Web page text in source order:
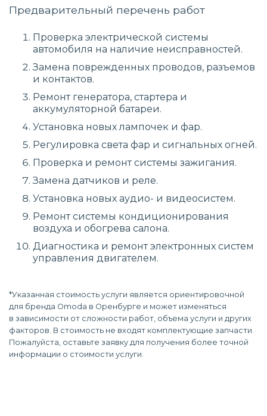
Предварительный перечень работ
Проверка электрической системы
автомобиля на наличие неисправностей.
Замена поврежденных проводов, разъемов
и контактов.
Ремонт генератора, стартера и
аккумуляторной батареи.
Установка новых лампочек и фар.
Регулировка света фар и сигнальных огней.
Проверка и ремонт системы зажигания.
Замена датчиков и реле.
Установка новых аудио- и видеосистем.
Ремонт системы кондиционирования
воздуха и обогрева салона.
Диагностика и ремонт электронных систем
управления двигателем.
*Указанная стоимость услуги является ориентировочной
для бренда Omoda в Оренбурге и может изменяться
в зависимости от сложности работ, объема услуги и других
факторов. В стоимость не входят комплектующие запчасти.
Пожалуйста, оставьте заявку для получения более точной
информации о стоимости услуги.